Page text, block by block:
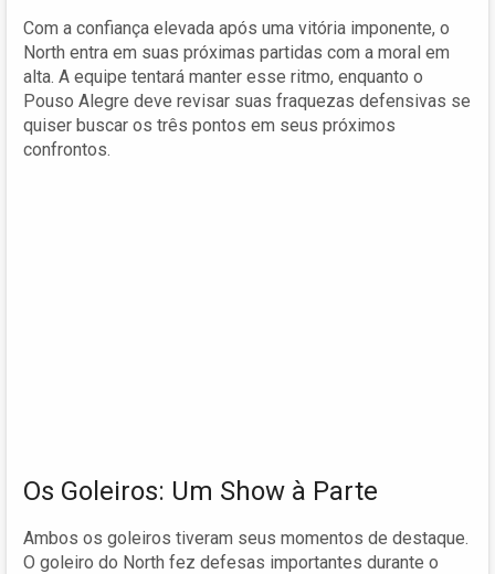
Com a confiança elevada após uma vitória imponente, o
North entra em suas próximas partidas com a moral em
alta. A equipe tentará manter esse ritmo, enquanto o
Pouso Alegre deve revisar suas fraquezas defensivas se
quiser buscar os três pontos em seus próximos
confrontos.
Os Goleiros: Um Show à Parte
Ambos os goleiros tiveram seus momentos de destaque.
O goleiro do North fez defesas importantes durante o